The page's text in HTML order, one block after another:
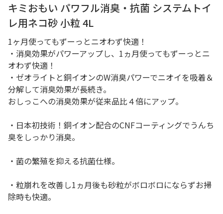
キミおもい パワフル消臭・抗菌 システムトイ
レ用ネコ砂 小粒 4L
1ヶ月使ってもずーっとニオわず快適！
・消臭効果がパワーアップし、1ヵ月使ってもずーっとニ
オわず快適！
・ゼオライトと銅イオンのW消臭パワーでニオイを吸着＆
分解して消臭効果が長続き。
おしっこへの消臭効果が従来品比４倍にアップ。
・日本初技術！銅イオン配合のCNFコーティングでうんち
臭をしっかり消臭。
・菌の繁殖を抑える抗菌仕様。
・粒崩れを改善し1ヵ月後も砂粒がボロボロにならずお掃
除時も快適。